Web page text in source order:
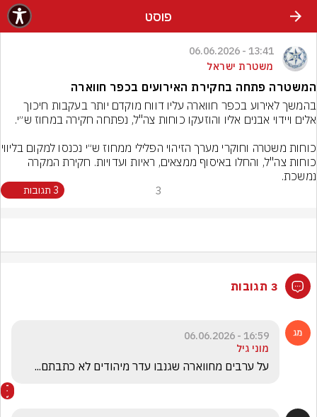
פוסט
13:41 - 06.06.2026
משטרת ישראל
המשטרה פתחה בחקירת האירועים בכפר חווארה
בהמשך לאירוע בכפר חווארה עליו דווח מוקדם יותר בעקבות חיכוך
נמשכת.
3 3 תגובות
3 תגובות
16:59 - 06.06.2026
מוני גיל
על ערבים מחווארה שגנבו עדר מיהודים לא כתבתם...